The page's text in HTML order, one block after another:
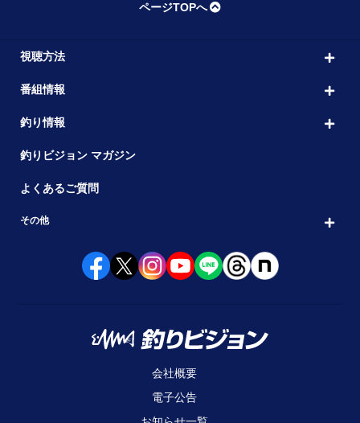
ページTOPへ
視聴方法
番組情報
釣り情報
釣りビジョン マガジン
よくあるご質問
その他
会社概要
電子公告